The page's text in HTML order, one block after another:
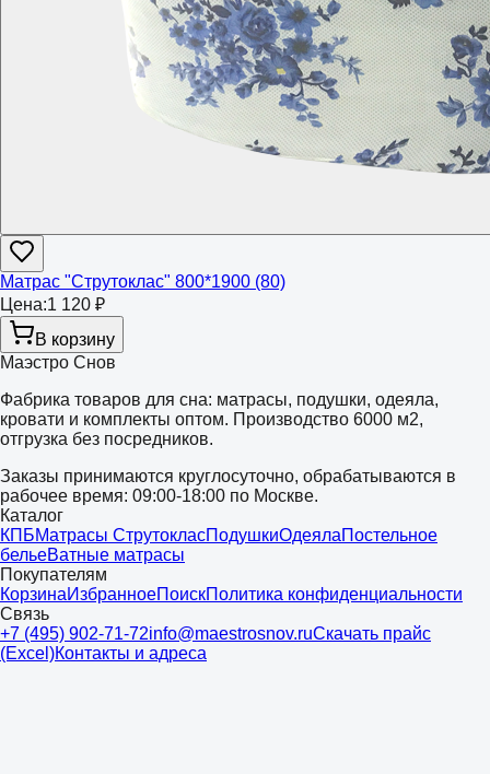
Матрас "Струтоклас" 800*1900 (80)
Цена:1 120 ₽
В корзину
Маэстро Снов
Фабрика товаров для сна: матрасы, подушки, одеяла,
кровати и комплекты оптом. Производство 6000 м2,
отгрузка без посредников.
Заказы принимаются круглосуточно, обрабатываются в
рабочее время: 09:00-18:00 по Москве.
Каталог
КПБМатрасы СтрутокласПодушкиОдеялаПостельное
бельеВатные матрасы
Покупателям
КорзинаИзбранноеПоискПолитика конфиденциальности
Связь
+7 (495) 902-71-72info@maestrosnov.ruСкачать прайс
(Excel)Контакты и адреса